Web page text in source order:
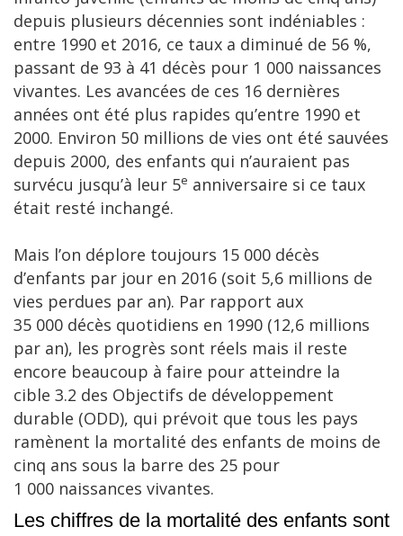
depuis plusieurs décennies sont indéniables :
entre 1990 et 2016, ce taux a diminué de 56 %,
passant de 93 à 41 décès pour 1 000 naissances
vivantes. Les avancées de ces 16 dernières
années ont été plus rapides qu’entre 1990 et
2000. Environ 50 millions de vies ont été sauvées
depuis 2000, des enfants qui n’auraient pas
survécu jusqu’à leur 5e anniversaire si ce taux
était resté inchangé.
Mais l’on déplore toujours 15 000 décès
d’enfants par jour en 2016 (soit 5,6 millions de
vies perdues par an). Par rapport aux
35 000 décès quotidiens en 1990 (12,6 millions
par an), les progrès sont réels mais il reste
encore beaucoup à faire pour atteindre la
cible 3.2 des Objectifs de développement
durable (ODD), qui prévoit que tous les pays
ramènent la mortalité des enfants de moins de
cinq ans sous la barre des 25 pour
1 000 naissances vivantes.